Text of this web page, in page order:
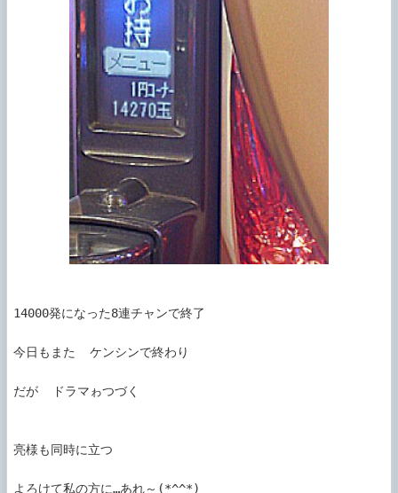
14000発になった8連チャンで終了
今日もまた  ケンシンで終わり
だが  ドラマゎつづく
亮様も同時に立つ
よろけて私の方に…あれ～(*^^*)